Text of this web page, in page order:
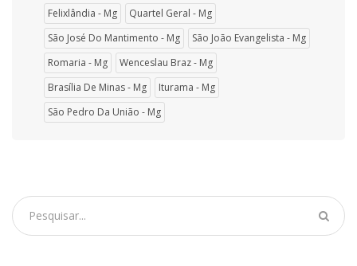
Felixlândia - Mg
Quartel Geral - Mg
São José Do Mantimento - Mg
São João Evangelista - Mg
Romaria - Mg
Wenceslau Braz - Mg
Brasília De Minas - Mg
Iturama - Mg
São Pedro Da União - Mg